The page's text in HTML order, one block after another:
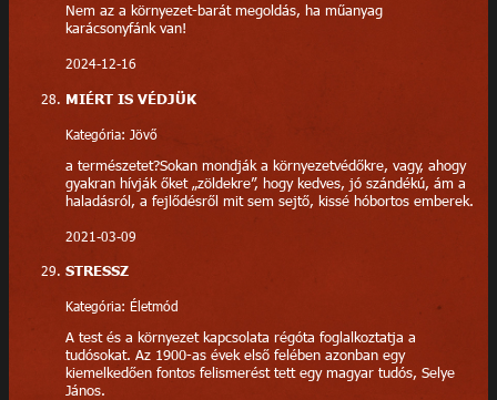
Nem az a környezet-barát megoldás, ha műanyag
karácsonyfánk van!
2024-12-16
MIÉRT IS VÉDJÜK
Kategória: Jövő
a természetet?Sokan mondják a környezetvédőkre, vagy, ahogy
gyakran hívják őket „zöldekre”, hogy kedves, jó szándékú, ám a
haladásról, a fejlődésről mit sem sejtő, kissé hóbortos emberek.
2021-03-09
STRESSZ
Kategória: Életmód
A test és a környezet kapcsolata régóta foglalkoztatja a
tudósokat. Az 1900-as évek első felében azonban egy
kiemelkedően fontos felismerést tett egy magyar tudós, Selye
János.